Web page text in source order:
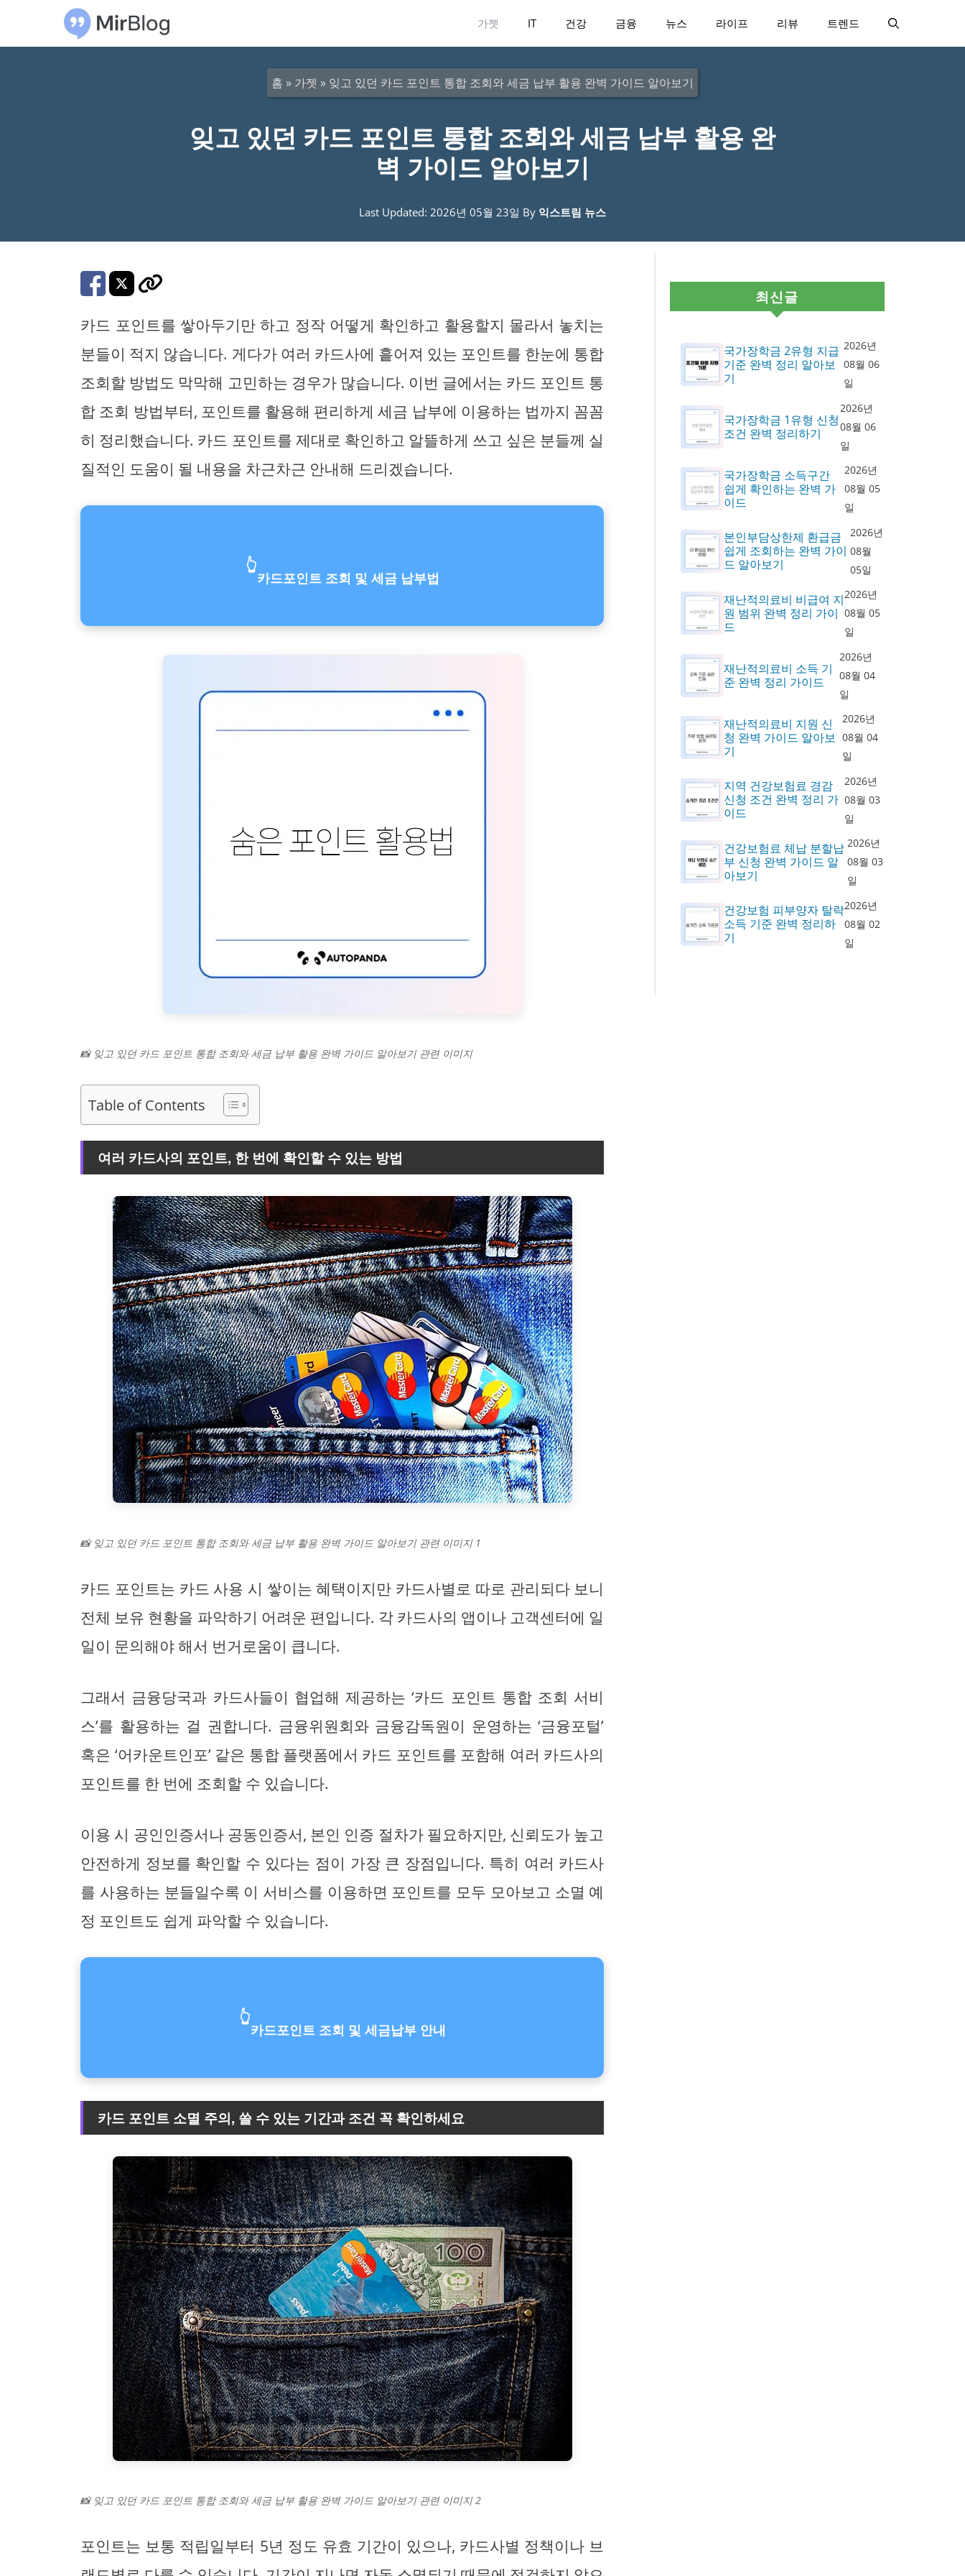
가젯 IT 건강 금융 뉴스 라이프 리뷰 트렌드
홈 » 가젯 » 잊고 있던 카드 포인트 통합 조회와 세금 납부 활용 완벽 가이드 알아보기
잊고 있던 카드 포인트 통합 조회와 세금 납부 활용 완
벽 가이드 알아보기
Last Updated: 2026년 05월 23일 By 익스트림 뉴스
카드 포인트를 쌓아두기만 하고 정작 어떻게 확인하고 활용할지 몰라서 놓치는
분들이 적지 않습니다. 게다가 여러 카드사에 흩어져 있는 포인트를 한눈에 통합
조회할 방법도 막막해 고민하는 경우가 많습니다. 이번 글에서는 카드 포인트 통
합 조회 방법부터, 포인트를 활용해 편리하게 세금 납부에 이용하는 법까지 꼼꼼
히 정리했습니다. 카드 포인트를 제대로 확인하고 알뜰하게 쓰고 싶은 분들께 실
질적인 도움이 될 내용을 차근차근 안내해 드리겠습니다.
👆
카드포인트 조회 및 세금 납부법
📸 잊고 있던 카드 포인트 통합 조회와 세금 납부 활용 완벽 가이드 알아보기 관련 이미지
Table of Contents
여러 카드사의 포인트, 한 번에 확인할 수 있는 방법
📸 잊고 있던 카드 포인트 통합 조회와 세금 납부 활용 완벽 가이드 알아보기 관련 이미지 1
카드 포인트는 카드 사용 시 쌓이는 혜택이지만 카드사별로 따로 관리되다 보니
전체 보유 현황을 파악하기 어려운 편입니다. 각 카드사의 앱이나 고객센터에 일
일이 문의해야 해서 번거로움이 큽니다.
그래서 금융당국과 카드사들이 협업해 제공하는 ‘카드 포인트 통합 조회 서비
스’를 활용하는 걸 권합니다. 금융위원회와 금융감독원이 운영하는 ‘금융포털’
혹은 ‘어카운트인포’ 같은 통합 플랫폼에서 카드 포인트를 포함해 여러 카드사의
포인트를 한 번에 조회할 수 있습니다.
이용 시 공인인증서나 공동인증서, 본인 인증 절차가 필요하지만, 신뢰도가 높고
안전하게 정보를 확인할 수 있다는 점이 가장 큰 장점입니다. 특히 여러 카드사
를 사용하는 분들일수록 이 서비스를 이용하면 포인트를 모두 모아보고 소멸 예
정 포인트도 쉽게 파악할 수 있습니다.
👆
카드포인트 조회 및 세금납부 안내
카드 포인트 소멸 주의, 쓸 수 있는 기간과 조건 꼭 확인하세요
📸 잊고 있던 카드 포인트 통합 조회와 세금 납부 활용 완벽 가이드 알아보기 관련 이미지 2
포인트는 보통 적립일부터 5년 정도 유효 기간이 있으나, 카드사별 정책이나 브
최신글
국가장학금 2유형 지급
기준 완벽 정리 알아보
기
2026년
08월 06
일
국가장학금 1유형 신청
조건 완벽 정리하기
2026년
08월 06
일
국가장학금 소득구간
쉽게 확인하는 완벽 가
이드
2026년
08월 05
일
본인부담상한제 환급금
쉽게 조회하는 완벽 가이
드 알아보기
2026년
08월
05일
재난적의료비 비급여 지
원 범위 완벽 정리 가이
드
2026년
08월 05
일
재난적의료비 소득 기
준 완벽 정리 가이드
2026년
08월 04
일
재난적의료비 지원 신
청 완벽 가이드 알아보
기
2026년
08월 04
일
지역 건강보험료 경감
신청 조건 완벽 정리 가
이드
2026년
08월 03
일
건강보험료 체납 분할납
부 신청 완벽 가이드 알
아보기
2026년
08월 03
일
건강보험 피부양자 탈락
소득 기준 완벽 정리하
기
2026년
08월 02
일